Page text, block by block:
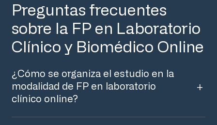
Preguntas frecuentes
sobre la FP en Laboratorio
Clínico y Biomédico Online
¿Cómo se organiza el estudio en la
modalidad de FP en laboratorio
clínico online?